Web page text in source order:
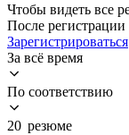
Чтобы видеть все
После
Зарегистрироваться
За всё время
По соответствию
20 резюме